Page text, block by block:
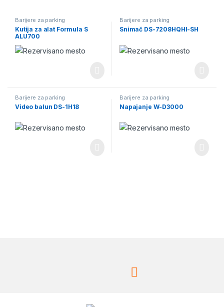
Barijere za parking
Kutija za alat Formula S
ALU700
Barijere za parking
Snimač DS-7208HQHI-SH
Barijere za parking
Video balun DS-1H18
Barijere za parking
Napajanje W-D3000